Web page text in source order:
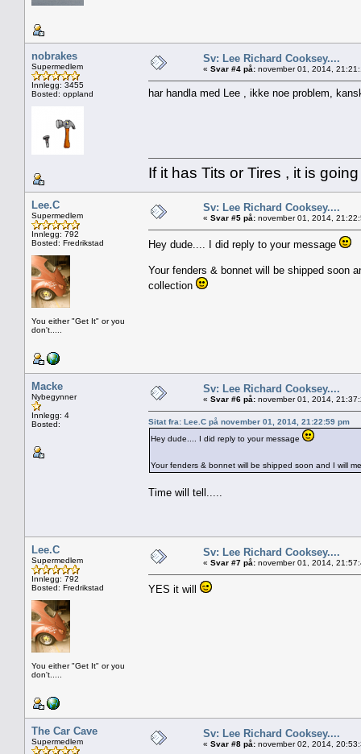
nobrakes
Supermedlem
Innlegg: 3455
Bosted: oppland
Sv: Lee Richard Cooksey....
« Svar #4 på: november 01, 2014,
har handla med Lee , ikke noe problem,
If it has Tits or Tires , it is
Lee.C
Supermedlem
Innlegg: 792
Bosted: Fredrikstad
You either "Get It" or you
don't.....
Sv: Lee Richard Cooksey....
« Svar #5 på: november 01, 2014,
Hey dude.... I did reply to your message
Your fenders & bonnet will be shipped soon
collection
Macke
Nybegynner
Innlegg: 4
Bosted:
Sv: Lee Richard Cooksey....
« Svar #6 på: november 01, 2014,
Sitat fra: Lee.C på november 01, 2014, 21:22:59 pm
Hey dude.... I did reply to your message
Your fenders & bonnet will be shipped soon and I will
Time will tell.....
Lee.C
Supermedlem
Innlegg: 792
Bosted: Fredrikstad
You either "Get It" or you
don't.....
Sv: Lee Richard Cooksey....
« Svar #7 på: november 01, 2014,
YES it will
The Car Cave
Supermedlem
Sv: Lee Richard Cooksey....
« Svar #8 på: november 02, 2014,